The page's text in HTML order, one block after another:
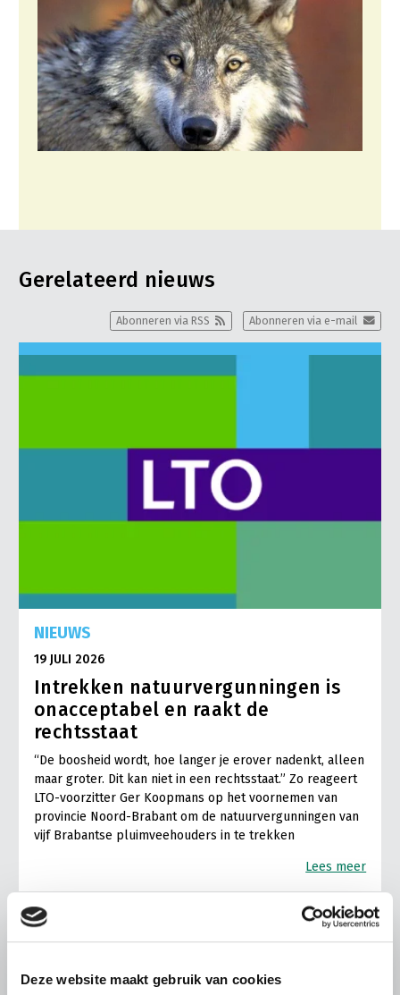
Deze website maakt gebruik van cookies
Gerelateerd nieuws
Abonneren via e-mail
Abonneren via RSS
NIEUWS
19 JULI 2026
Intrekken natuurvergunningen is
onacceptabel en raakt de
rechtsstaat
“De boosheid wordt, hoe langer je erover nadenkt, alleen
maar groter. Dit kan niet in een rechtsstaat.” Zo reageert
LTO-voorzitter Ger Koopmans op het voornemen van
provincie Noord-Brabant om de natuurvergunningen van
vijf Brabantse pluimveehouders in te trekken
Lees meer